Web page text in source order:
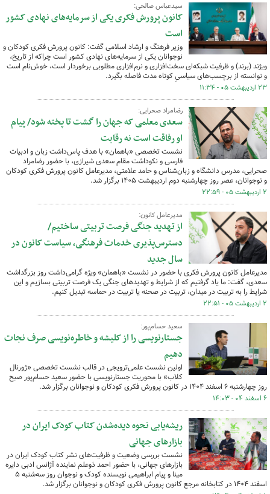
سیدعباس صالحی:
کانون پرورش فکری یکی از سرمایه‌های نهادی کشور
است
وزیر فرهنگ و ارشاد اسلامی گفت: کانون پرورش فکری کودکان و
نوجوانان یکی از سرمایه‌های نهادی کشور است چراکه از تاریخ،
ویژند (برند) و ظرفیت شبکه‌ای سخت‌افزاری و نرم‌افزاری مطلوبی برخوردار است، خوش‌نام است
و توانسته از برچسب‌های سیاسیِ کوتاه مدت فاصله بگیرد.
۲۳ اردیبهشت ۰۵ - ۱۱:۳۴
رضامراد صحرایی:
سعدی معلمی که جهان را گشت تا پخته شود/ پیام
او رفاقت است نه رقابت
نشست تخصصی «باهمان» با هدف پاس‌داشت زبان و ادبیات
فارسی و نکوداشت مقام سعدی شیرازی، با حضور رضامراد
صحرایی، مدرس دانشگاه و زبان‌شناس و حامد علامتی، مدیرعامل کانون پرورش فکری کودکان
و نوجوانان، عصر روز چهارشنبه دوم اردیبهشت ۱۴۰۵ برگزار شد.
۲ اردیبهشت ۰۵ - ۲۲:۵۹
مدیرعامل کانون:
از تهدید جنگی فرصت تربیتی ساختیم/
دسترس‌پذیری خدمات فرهنگی، سیاست‌ کانون در
سال جدید
مدیرعامل کانون پرورش فکری با حضور در نشست «باهمان» ویژه گرامی‌داشت روز بزرگداشت
سعدی، گفت: ما یاد گرفتیم که از شرایط و تهدیدهای جنگی یک فرصت تربیتی بسازیم و این
شرایط را به تربیت در میدان، تربیت در صحنه یا تربیت در حماسه تبدیل کنیم.
۲ اردیبهشت ۰۵ - ۲۲:۵۱
سعید حسام‌پور:
جستارنویسی را از کلیشه و خاطره‌نویسی صرف نجات
دهیم
اولین نشست علمی‌ترویجی در قالب نشست تخصصی «ژورنال
کلاب» با محوریت جستارنویسی با حضور سعید حسام‌پور صبح
روز چهارشنبه ۶ اسفند ۱۴۰۴ در کانون پرورش فکری کودکان و نوجوانان برگزار شد.
۶ اسفند ۰۴ - ۱۴:۰۳
ریشه‌یابی نحوه دیده‌شدن کتاب کودک ایران در
بازارهای جهانی
نشست بررسی وضعیت و ظرفیت‌های نشر کتاب کودک ایران در
بازارهای جهانی، با حضور احمد ذوعلم نماینده آژانس ادبی دایره
مینا و پیام ابراهیمی نویسنده کودک و نوجوان روز سه‌شنبه ۵
اسفند ۱۴۰۴ در کتابخانه مرجع کانون پرورش فکری کودکان و نوجوانان برگزار شد.